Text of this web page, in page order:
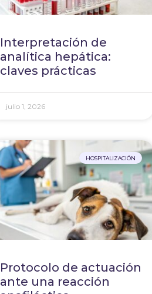
Interpretación de
analítica hepática:
claves prácticas
julio 1, 2026
HOSPITALIZACIÓN
Protocolo de actuación
ante una reacción